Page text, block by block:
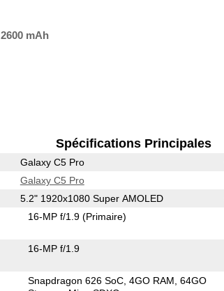
2600 mAh
Spécifications Principales
Galaxy C5 Pro
Galaxy C5 Pro
5.2" 1920x1080 Super AMOLED
16-MP f/1.9(Primaire)
16-MP f/1.9
Snapdragon 626 SoC 4GO RAM 64GO